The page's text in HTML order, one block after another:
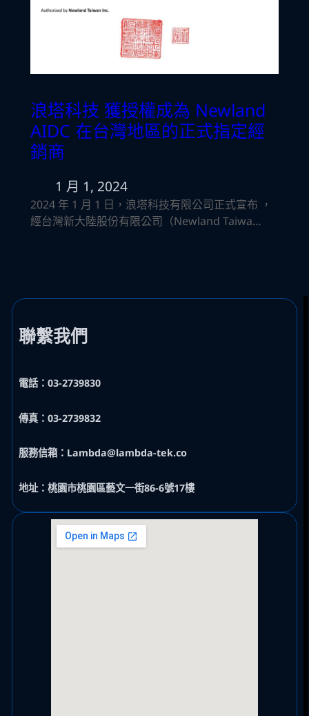
浪塔科技 獲授權成為 Newland
AIDC 在台灣地區的正式指定經
銷商
1 月 1, 2024
2024 年 1 月 1 日，浪塔科技有限公司正式宣布 ，
經台灣新大陸股份有限公司（Newland Taiwa…
聯繫我們
電話：03-2739830
傳真：03-2739832
服務信箱：Lambda@lambda-tek.co
地址：桃園市桃園區藝文一街86-6號17樓